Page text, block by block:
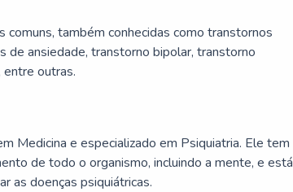
comuns, também conhecidas como transtornos
de ansiedade, transtorno bipolar, transtorno
outras.
Medicina e especializado em Psiquiatria. Ele tem
de todo o organismo, incluindo a mente, e está
as doenças psiquiátricas.